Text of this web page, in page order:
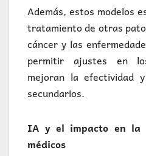
Además, estos modelos
tratamiento de otras
cáncer y las
permitir ajustes en
mejoran la efectividad
secundarios.
IA y el impacto en la
médicos